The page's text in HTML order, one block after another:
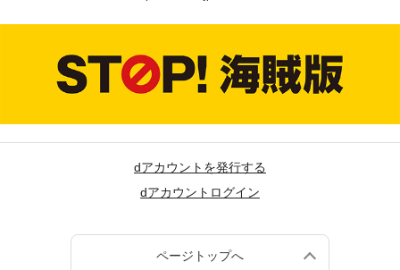
dアカウントを発行する
dアカウントログイン
ページトップへ